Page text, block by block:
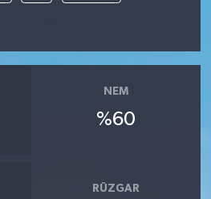
NEM
%60
RÜZGAR